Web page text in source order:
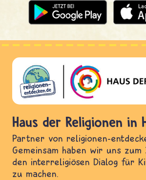
Haus der Religionen in
Partner von religionen-
Gemeinsam haben wir uns
den interreligiösen Dialog für
zu machen.